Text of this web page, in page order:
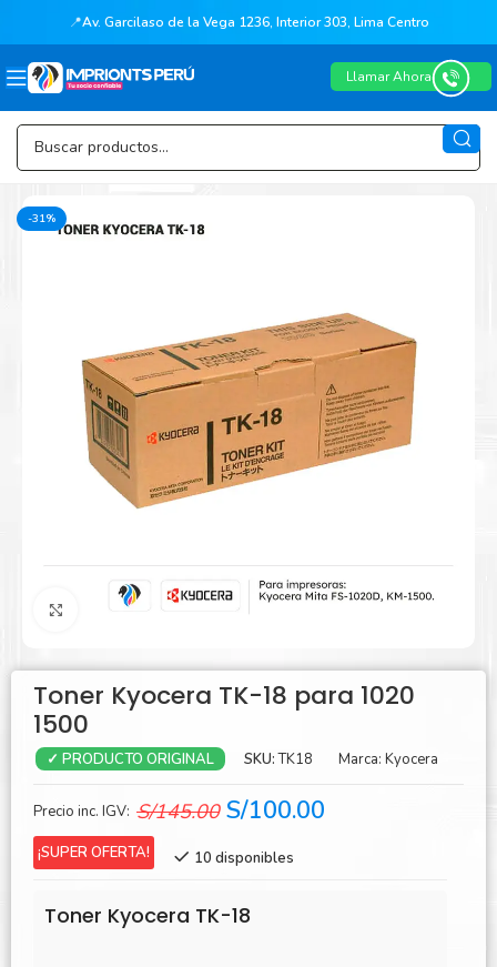
📍Av. Garcilaso de la Vega 1236, Interior 303, Lima Centro
Llamar Ahora
-31%
Agrandar
Toner Kyocera TK-18 para 1020
1500
✓ PRODUCTO ORIGINAL SKU:TK18 Marca: Kyocera
Precio inc. IGV: S/145.00 El
original
S/145.00.
S/100.00
¡SUPER OFERTA! 10 disponibles
Toner Kyocera TK-18